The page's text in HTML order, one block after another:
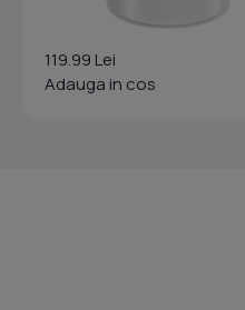
119.99 Lei
Adauga in cos